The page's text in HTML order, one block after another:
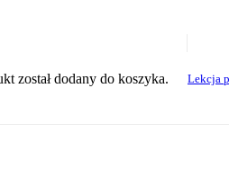
został dodany do koszyka. Lekcja